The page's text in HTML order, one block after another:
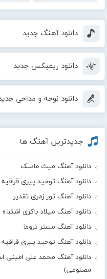
دانلود آهنگ جدید
دانلود ریمیکس جدید
دانلود نوحه و مداحی
جدیدترین آهنگ ها
دانلود آهنگ میث ماسک
دانلود آهنگ توحید پیری
دانلود آهنگ تور زمری تقدیر
دانلود آهنگ میلاد باکری اشتباه
دانلود آهنگ مستر تروما
دانلود آهنگ توحید پیری
دانلود آهنگ محمد علی امینی
مصنوعی)